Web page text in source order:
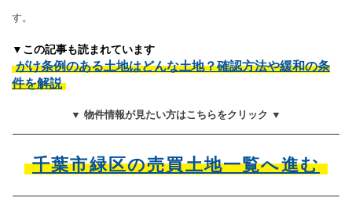
す。
▼この記事も読まれています
がけ条例のある土地はどんな土地？確認方法や緩和の条
件を解説
▼ 物件情報が見たい方はこちらをクリック ▼
千葉市緑区の売買土地一覧へ進む